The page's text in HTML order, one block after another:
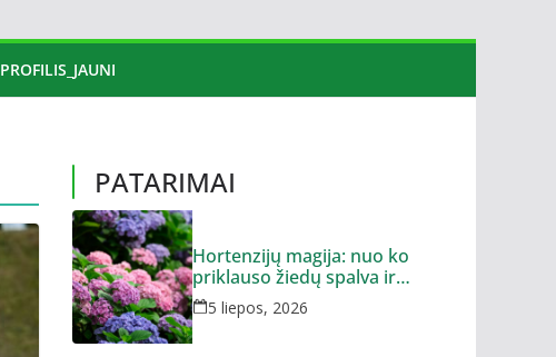
PROFILIS_JAUNI
PATARIMAI
Hortenzijų magija: nuo ko
priklauso žiedų spalva ir
dydis?
5 liepos, 2026